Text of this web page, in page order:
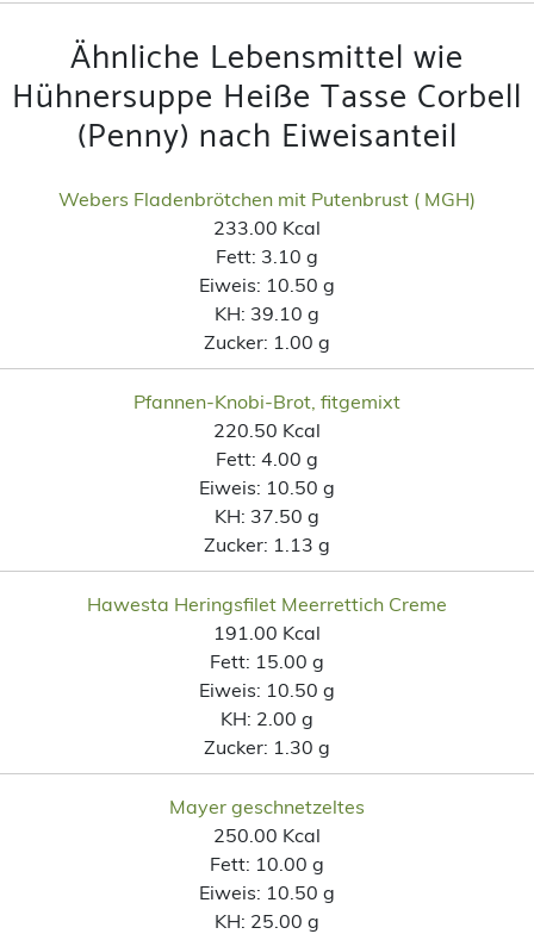
Ähnliche Lebensmittel wie
Hühnersuppe Heiße Tasse Corbell
(Penny) nach Eiweisanteil
Webers Fladenbrötchen mit Putenbrust ( MGH)
233.00 Kcal
Fett: 3.10 g
Eiweis: 10.50 g
KH: 39.10 g
Zucker: 1.00 g
Pfannen-Knobi-Brot, fitgemixt
220.50 Kcal
Fett: 4.00 g
Eiweis: 10.50 g
KH: 37.50 g
Zucker: 1.13 g
Hawesta Heringsfilet Meerrettich Creme
191.00 Kcal
Fett: 15.00 g
Eiweis: 10.50 g
KH: 2.00 g
Zucker: 1.30 g
Mayer geschnetzeltes
250.00 Kcal
Fett: 10.00 g
Eiweis: 10.50 g
KH: 25.00 g